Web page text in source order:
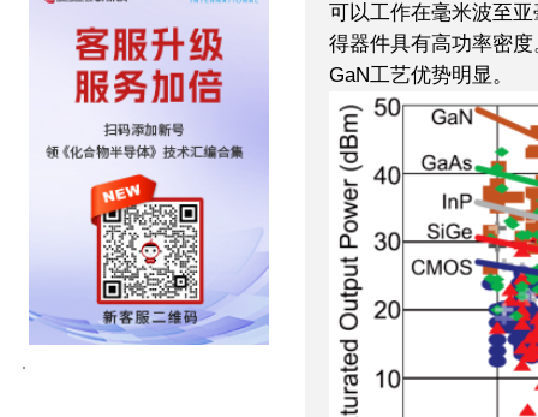
可以工作在毫米波至
得器件具有高功率密
GaN工艺优势明显。